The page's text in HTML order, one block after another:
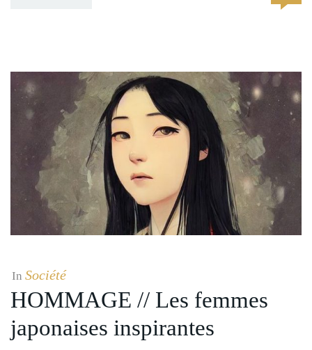
In Société
HOMMAGE // Les femmes
japonaises inspirantes